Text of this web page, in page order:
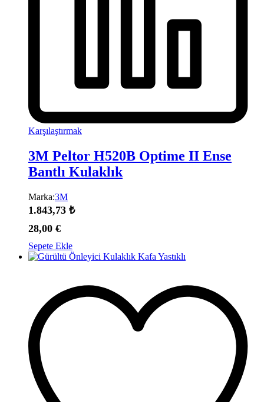
Karşılaştırmak
3M Peltor H520B Optime II Ense
Bantlı Kulaklık
Marka:3M
1.843,73 ₺
28,00 €
Sepete Ekle